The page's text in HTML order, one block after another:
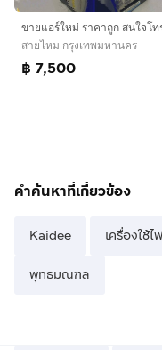
สายไหม กรุงเทพมหานคร
฿ 7,500
คำค้นหาที่เกี่ยวข้อง
Kaidee เครื่องใช้ไ
พุทธมณฑล